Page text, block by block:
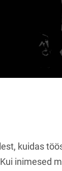
kuidas
inimesed